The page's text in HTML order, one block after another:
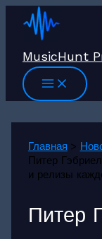
Перейти
MusicHunt
Главная
Питер
и релизы
Питер